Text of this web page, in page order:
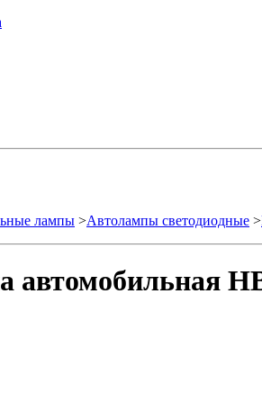
лампы >Автолампы светодиодные >
автомобильная